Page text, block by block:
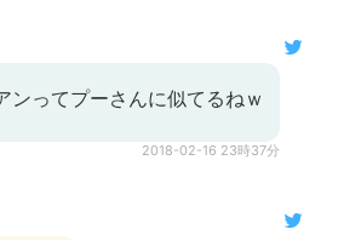
ンってプーさんに似てるねｗ
2018-02-16 23時37分